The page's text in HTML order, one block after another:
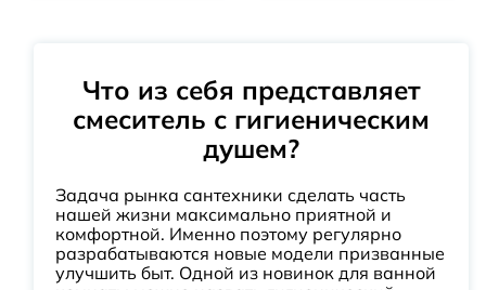
Что из себя представляет
смеситель с гигиеническим
душем?
Задача рынка сантехники сделать часть
нашей жизни максимально приятной и
комфортной. Именно поэтому регулярно
разрабатываются новые модели призванные
улучшить быт. Одной из новинок для ванной